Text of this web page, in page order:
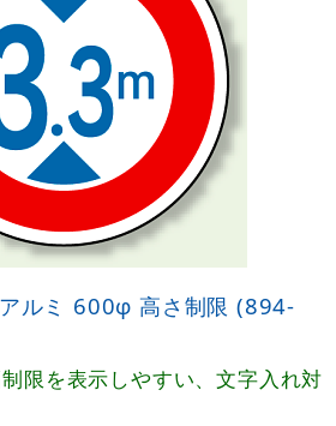
ルミ 600φ 高さ制限 (894-
限を表示しやすい、文字入れ対